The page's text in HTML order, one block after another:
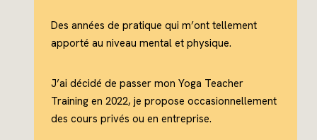
Des années de pratique qui m’ont tellement
apporté au niveau mental et physique.
J’ai décidé de passer mon Yoga Teacher
Training en 2022, je propose occasionnellement
des cours privés ou en entreprise.